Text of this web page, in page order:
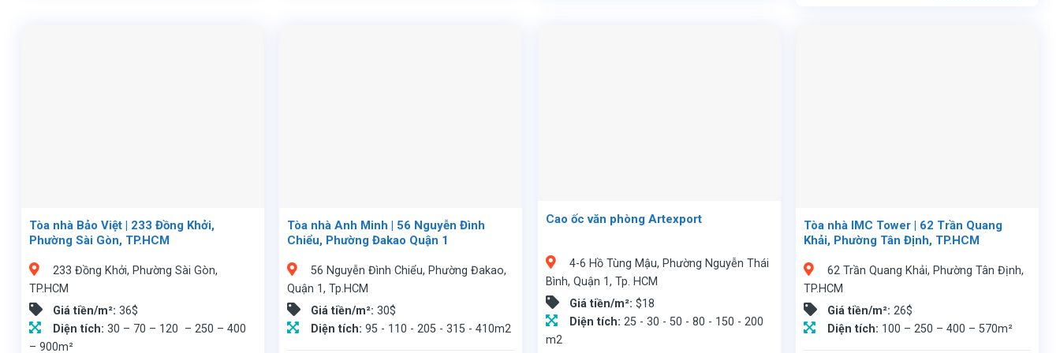
Tòa nhà Bảo Việt | 233 Đồng Khởi,
Phường Sài Gòn, TP.HCM
233 Đồng Khởi, Phường Sài Gòn,
TP.HCM
Giá tiền/m²: 36$
Diện tích: 30 – 70 – 120 – 250 – 400
– 900m²
Tòa nhà Anh Minh | 56 Nguyễn Đình
Chiểu, Phường Đakao Quận 1
56 Nguyễn Đình Chiểu, Phường Đakao,
Quận 1, Tp.HCM
Giá tiền/m²:30$
Diện tích:95 - 110 - 205 - 315 - 410m2
Cao ốc văn phòng Artexport
4-6 Hồ Tùng Mậu, Phường Nguyễn Thái
Bình, Quận 1, Tp. HCM
Giá tiền/m²: $18
Diện tích: 25 - 30 - 50 - 80 - 150 - 200
m2
Tòa nhà IMC Tower | 62 Trần Quang
Khải, Phường Tân Định, TP.HCM
62 Trần Quang Khải, Phường Tân Định,
TP.HCM
Giá tiền/m²:26$
Diện tích: 100 – 250 – 400 – 570m²